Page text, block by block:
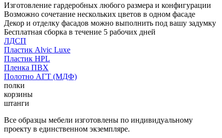
Изготовление гардеробных любого размера и конфигурации
Возможно сочетание нескольких цветов в одном фасаде
Декор и отделку фасадов можно выполнить под вашу задумку
Бесплатная сборка в течение 5 рабочих дней
ЛДСП
Пластик Alvic Luxe
Пластик HPL
Пленка ПВХ
Полотно АГТ (МДФ)
полки
корзины
штанги
Все образцы мебели изготовлены по индивидуальному
проекту в единственном экземпляре.